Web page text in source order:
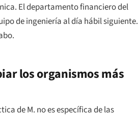
El departamento financiero del
de ingeniería al día hábil siguiente.
los organismos más
de M. no es específica de las